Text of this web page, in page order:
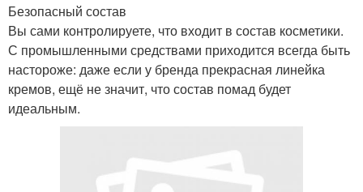
Безопасный состав
Вы сами контролируете, что входит в состав косметики.
С промышленными средствами приходится всегда быть
настороже: даже если у бренда прекрасная линейка
кремов, ещё не значит, что состав помад будет
идеальным.